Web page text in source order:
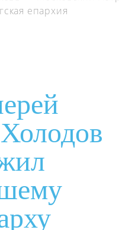
епархия